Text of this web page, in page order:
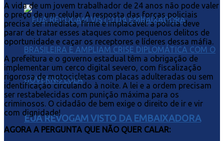
EUA REVOGAM VISTO DA EMBAIXADORA
A vida de um jovem trabalhador de 24 anos não pode valer
o preço de um celular. A resposta das forças policiais
precisa ser imediata, firme e implacável: a polícia deve
parar de tratar esses ataques como pequenos delitos de
oportunidade e caçar os receptores e líderes dessa máfia.
A prefeitura e o governo estadual têm a obrigação de
implementar um cerco digital severo, com fiscalização
rigorosa de motocicletas com placas adulteradas ou sem
identificação circulando à noite. A lei e a ordem precisam
ser restabelecidas com punição máxima para os
criminosos. O cidadão de bem exige o direito de ir e vir
com dignidade!
AGORA A PERGUNTA QUE NÃO QUER CALAR: